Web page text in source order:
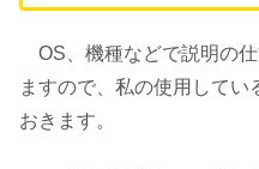
OS、機種などで説明の
ますので、私の使用してい
おきます。